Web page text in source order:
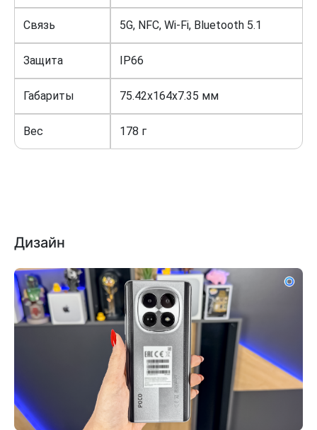
Связь 5G, NFC, Wi-Fi, Bluetooth 5.1
Защита IP66
Габариты 75.42x164x7.35 мм
Вес 178 г
Дизайн